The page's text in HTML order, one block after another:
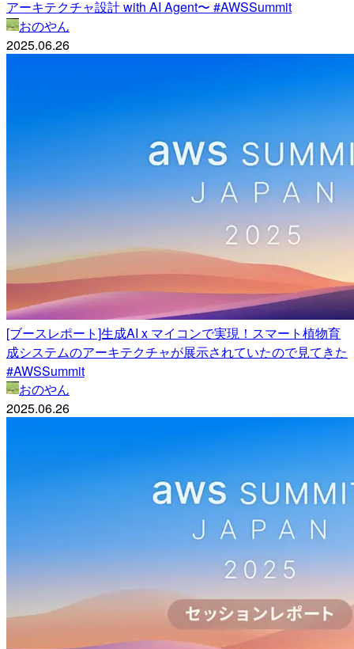
アーキテクチャ設計 with AI Agent〜 #AWSSummit
おのやん
2025.06.26
[ブースレポート]生成AI x マイコンで実現！スマート植物育
成システムのアーキテクチャが展示されていたので見てきた
#AWSSummit
おのやん
2025.06.26